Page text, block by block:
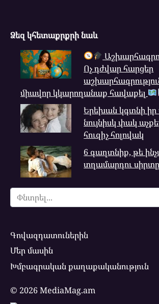
Ձեզ կհետաքրքրի նաև
Ոչ դժվար հարցեր
միավոր կկարողանաք հավաքել
Երեխան կգտնի իր
նույնիսկ փակ
հուզիչ հոլովակ
6 գաղտնիք, թե
տղամարդու սիրտը
Search
for:
Գովազդատուներին
Մեր մասին
Խմբագրական քաղաքականություն
© 2026 MediaMag.am